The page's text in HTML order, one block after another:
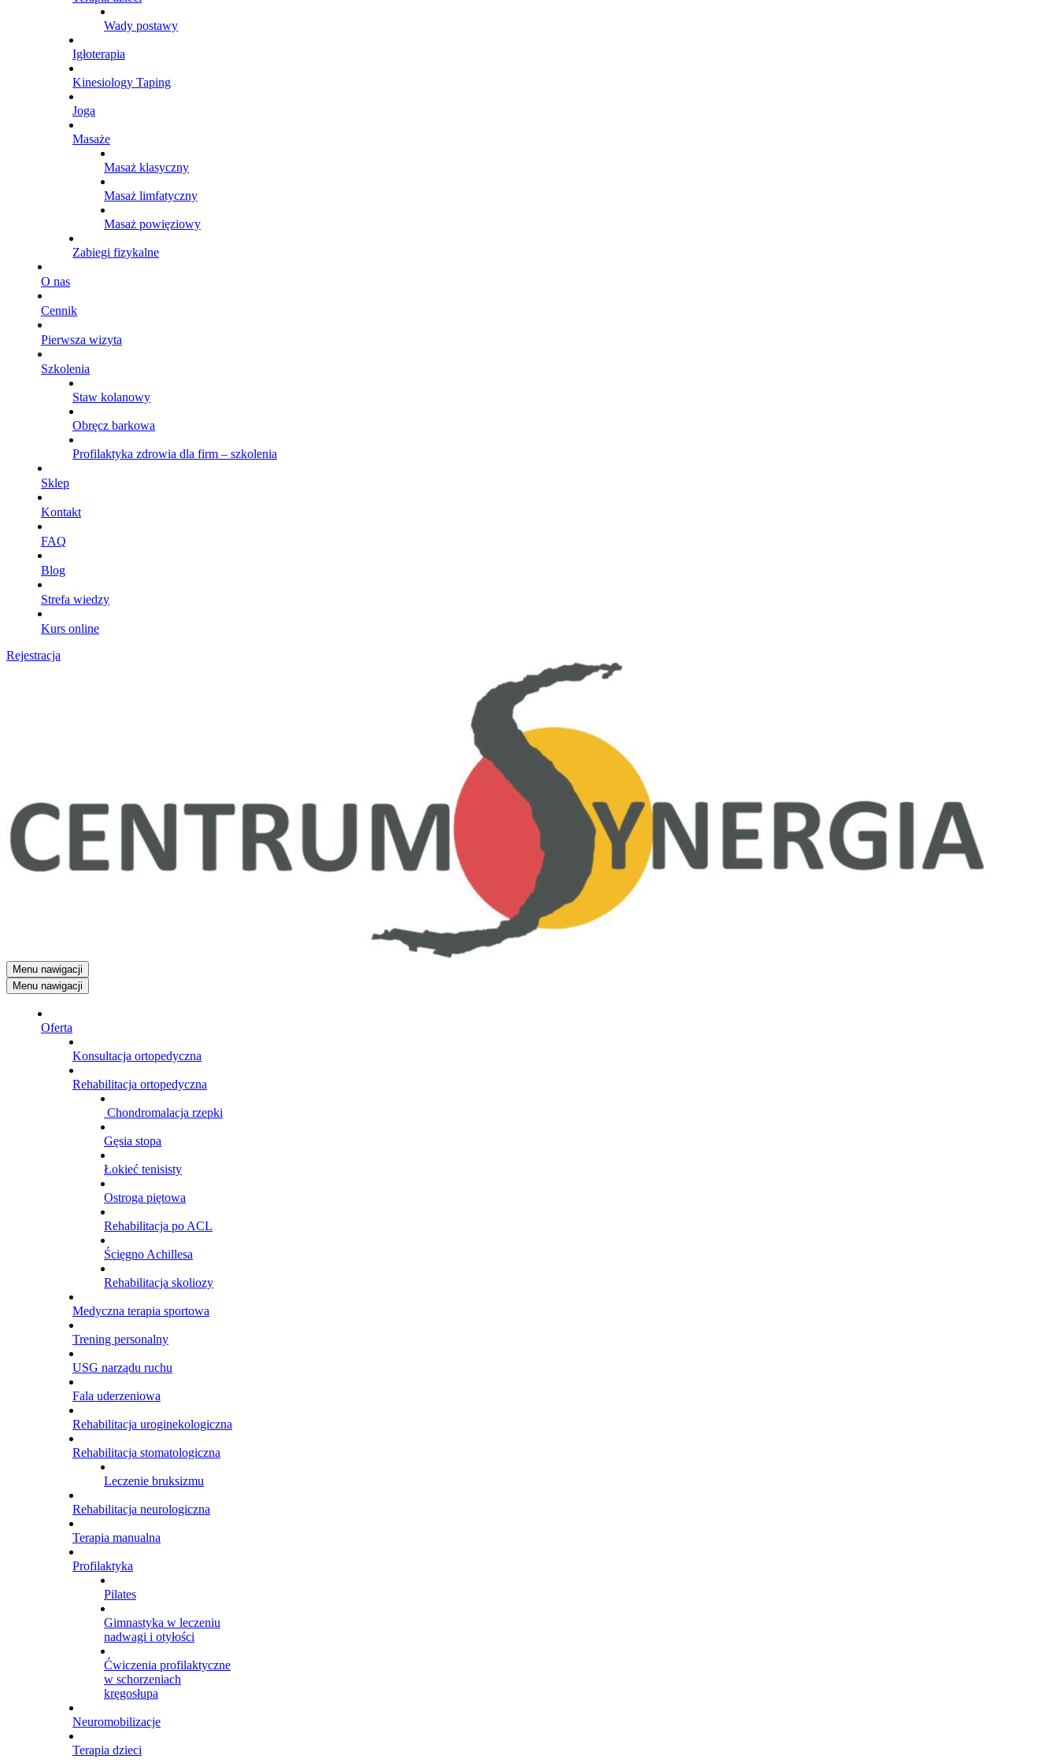
Wady postawy
Igłoterapia
Kinesiology Taping
Joga
Masaże
Masaż klasyczny
Masaż limfatyczny
Masaż powięziowy
Zabiegi fizykalne
O nas
Cennik
Pierwsza wizyta
Szkolenia
Staw kolanowy
Obręcz barkowa
Profilaktyka zdrowia dla firm – szkolenia
Sklep
Kontakt
FAQ
Blog
Strefa wiedzy
Kurs online
Rejestracja
Menu nawigacji
Menu nawigacji
Oferta
Konsultacja ortopedyczna
Rehabilitacja ortopedyczna
Chondromalacja rzepki
Gęsia stopa
Łokieć tenisisty
Ostroga piętowa
Rehabilitacja po ACL
Ścięgno Achillesa
Rehabilitacja skoliozy
Medyczna terapia sportowa
Trening personalny
USG narządu ruchu
Fala uderzeniowa
Rehabilitacja uroginekologiczna
Rehabilitacja stomatologiczna
Leczenie bruksizmu
Rehabilitacja neurologiczna
Terapia manualna
Profilaktyka
Pilates
Gimnastyka w leczeniu
nadwagi i otyłości
Ćwiczenia profilaktyczne
w schorzeniach
kręgosłupa
Neuromobilizacje
Terapia dzieci